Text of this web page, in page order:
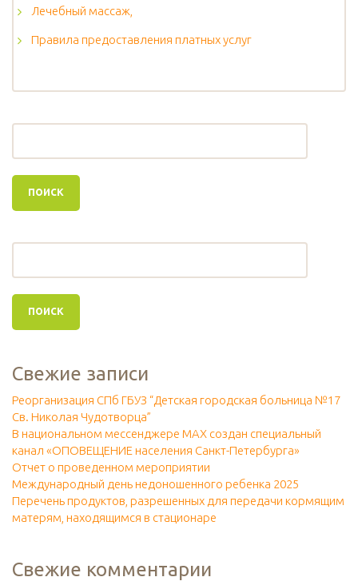
Лечебный массаж,
Правила предоставления платных услуг
Свежие записи
Реорганизация СПб ГБУЗ “Детская городская больница №17
Св. Николая Чудотворца”
В национальном мессенджере МАХ создан специальный
канал «ОПОВЕЩЕНИЕ населения Санкт-Петербурга»
Отчет о проведенном мероприятии
Международный день недоношенного ребенка 2025
Перечень продуктов, разрешенных для передачи кормящим
матерям, находящимся в стационаре
Свежие комментарии